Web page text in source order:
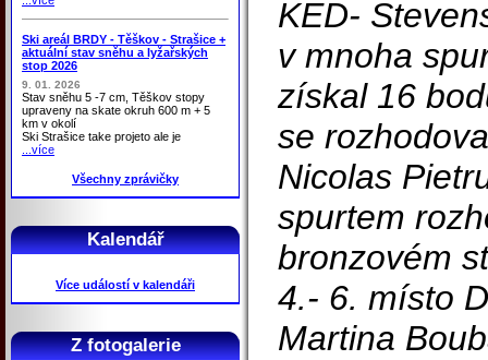
Ski areál BRDY - Těškov - Strašice +
aktuální stav sněhu a lyžařských
stop 2026
9. 01. 2026
Stav sněhu 5 -7 cm, Těškov stopy
upraveny na skate okruh 600 m + 5
km v okolí
Ski Strašice take projeto ale je
...více
Všechny zprávičky
Kalendář
Více událostí v kalendáři
Z fotogalerie
KED-
v mnoha
získal 16
se
Nicolas
spurtem
bronzovém
4.- 6. místo
Martina